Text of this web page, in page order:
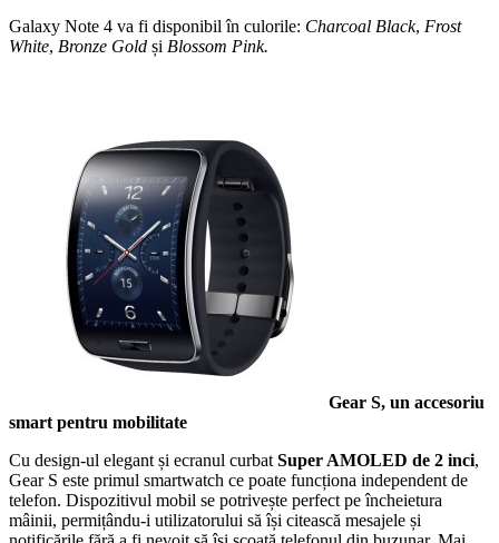
Galaxy Note 4 va fi disponibil în culorile: Charcoal Black, Frost
White, Bronze Gold și Blossom Pink.
Gear S, un accesoriu
smart pentru mobilitate
Cu design-ul elegant și ecranul curbat Super AMOLED de 2 inci,
Gear S este primul smartwatch ce poate funcționa independent de
telefon. Dispozitivul mobil se potrivește perfect pe încheietura
mâinii, permițându-i utilizatorului să își citească mesajele și